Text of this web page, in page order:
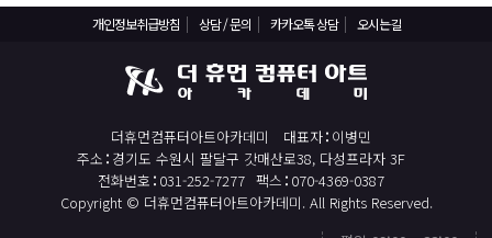
개인정보취급방침 상담 / 문의 카카오톡 상담 오시는길
더휴먼컴퓨터아트아카데미 대표자 이병민
주소 경기도 수원시 팔달구 갓매산로38, 다성프라자 3F
전화번호 031-252-7277 팩스 070-4369-0387
Copyright © 더휴먼컴퓨터아트아카데미. All Rights Reserved.
직업상담사 2급 (필기+실기) 자격증 취득과정
일러스트 자격증 취득과정(GTQi 1급)
전산회계 1급 / FAT 1급 자격증 취득과정
전산세무 2급 / TAT 2급 자격증 취득과정